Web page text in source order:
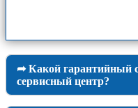
➦ Какой гарантийный
сервисный центр?